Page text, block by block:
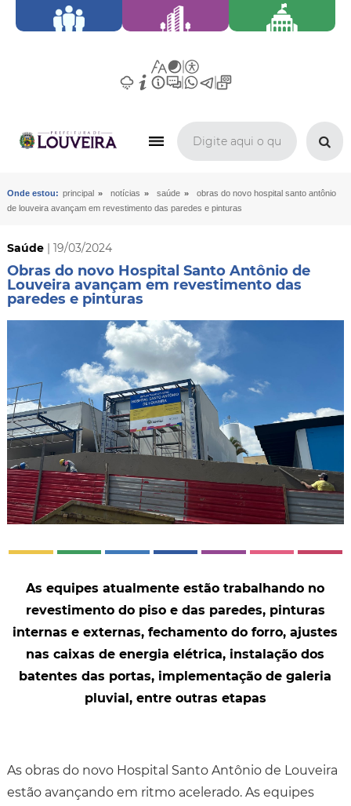
Onde estou: principal » notícias » saúde »
obras do novo hospital santo antônio
de louveira avançam em revestimento das paredes e pinturas
Saúde| 19/03/2024
Obras do novo Hospital Santo Antônio de
Louveira avançam em revestimento das
paredes e pinturas
As equipes atualmente estão trabalhando no
revestimento do piso e das paredes, pinturas
internas e externas, fechamento do forro, ajustes
nas caixas de energia elétrica, instalação dos
batentes das portas, implementação de galeria
pluvial, entre outras etapas
As obras do novo Hospital Santo Antônio de Louveira
estão avançando em ritmo acelerado. As equipes